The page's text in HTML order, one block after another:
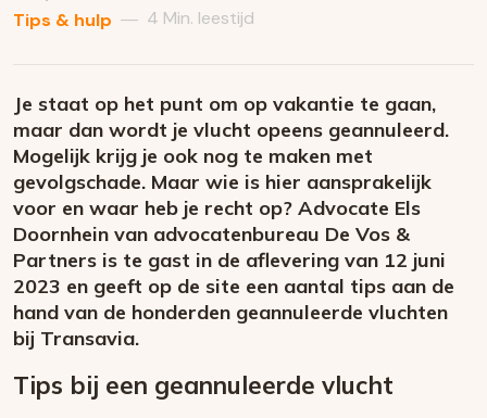
Tips & hulp — 4 Min. leestijd
Je staat op het punt om op vakantie te gaan,
maar dan wordt je vlucht opeens geannuleerd.
Mogelijk krijg je ook nog te maken met
gevolgschade. Maar wie is hier aansprakelijk
voor en waar heb je recht op? Advocate Els
Doornhein van advocatenbureau De Vos &
Partners is te gast in de aflevering van 12 juni
2023 en geeft op de site een aantal tips aan de
hand van de honderden geannuleerde vluchten
bij Transavia.
Tips bij een geannuleerde vlucht